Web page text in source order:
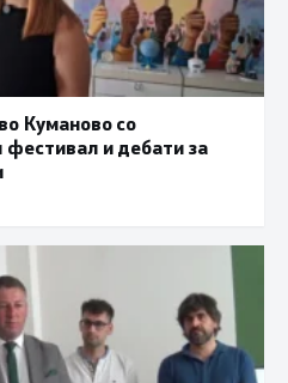
Куманово со
и дебати за